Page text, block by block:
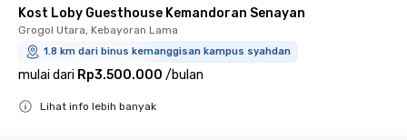
Kost Loby Guesthouse Kemandoran Senayan
Grogol Utara, Kebayoran Lama
1.8 km dari binus kemanggisan kampus syahdan
mulai dari Rp3.500.000 /bulan
Lihat info lebih banyak